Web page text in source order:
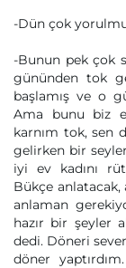
-Dün çok
-Bunun pek çok
gününden tok
başlamış ve o
Ama bunu biz
karnım tok, sen
gelirken bir
iyi ev kadını
Bükçe anlatacak,
anlaman
hazır bir şeyler
dedi. Döneri
döner